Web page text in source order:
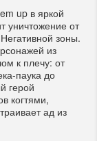
up в яркой
уничтожение от
зоны.
из
к плечу: от
паука до
герой
когтями,
ад из